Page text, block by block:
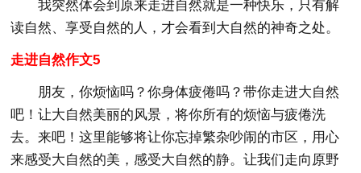
我突然体会到原来走进自然就是一种快乐，只有解
读自然、享受自然的人，才会看到大自然的神奇之处。
走进自然作文5
朋友，你烦恼吗？你身体疲倦吗？带你走进大自然
吧！让大自然美丽的风景，将你所有的烦恼与疲倦洗
去。来吧！这里能够将让你忘掉繁杂吵闹的市区，用心
来感受大自然的美，感受大自然的静。让我们走向原野